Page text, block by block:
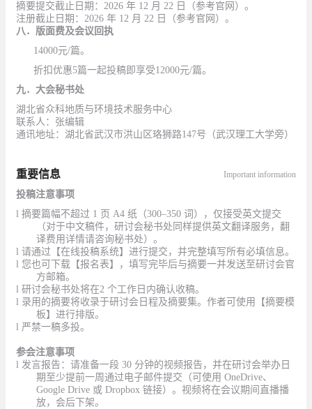
摘要提交截止日期：2026 年 12 月 22 日（参考官网）。
注册截止日期：2026 年 12 月 22 日（参考官网）。
八．版面费及会议回执
14000元/篇。
折扣优惠5篇一起投稿即享受12000元/篇。
九．大会秘书处
湖北省众科地质与环境技术服务中心
联系人：张编辑
通讯地址：湖北省武汉市洪山区珞狮路147号（武汉理工大学旁）
重要信息 Important information
投稿注意事项
l摘要篇幅不超过 1 页 A4 纸（300–350 词），仅接受英文提交
（对于中文稿件，研讨会秘书处同样提供英文翻译服务，翻
译费用详情请咨询秘书处）。
l请通过【在线投稿系统】进行提交，并完整填写所有必填信息。
l您也可下载【报名表】，填写完毕后与摘要一并发送至研讨会官
方邮箱。
l研讨会秘书处将在2 个工作日内确认收稿。
l 录用的摘要将收录于研讨会日程及摘要集。作者可使用【摘要模
板】进行排版。
l 严禁一稿多投。
参会注意事项
l发言报告：请准备一段 30 分钟的视频报告，并在研讨会举办日
期至少提前一周通过电子邮件提交（可使用 OneDrive、
Google Drive 或 Dropbox 链接）。视频将在会议期间直播播
放，会后下架。